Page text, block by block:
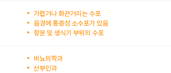
가렵거나 화끈거리는 수포
음경에 통증성 소수포가 있음
항문 및 생식기 부위의 수포
비뇨의학과
산부인과